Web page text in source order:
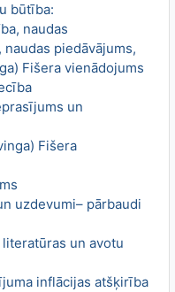
būtība:
naudas
piedāvājums,
Fišera vienādojums
un
Fišera
uzdevumi– pārbaudi
literatūras un avotu
inflācijas atšķirība